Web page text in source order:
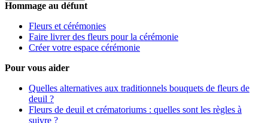
Hommage au défunt
Fleurs et cérémonies
Faire livrer des fleurs pour la cérémonie
Créer votre espace cérémonie
Pour vous aider
Quelles alternatives aux traditionnels bouquets de fleurs de
deuil ?
Fleurs de deuil et crématoriums : quelles sont les règles à
suivre ?